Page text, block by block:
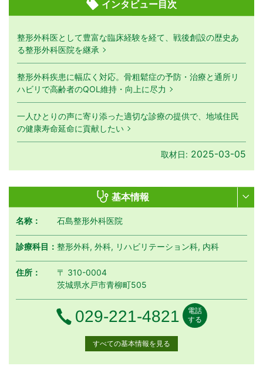
インタビュー目次
整形外科医として豊富な臨床経験を経て、戦後創設の歴史あ
る整形外科医院を継承
整形外科疾患に幅広く対応。骨粗鬆症の予防・治療と通所リ
ハビリで高齢者のQOL維持・向上に尽力
一人ひとりの声に寄り添った適切な診療の提供で、地域住民
の健康寿命延命に貢献したい
取材日: 2025-03-05
基本情報
名称： 石島整形外科医院
診療科目：整形外科, 外科, リハビリテーション科, 内科
住所：
〒 310-0004
茨城県水戸市青柳町505
電話番号
029-221-4821
電話
する
すべての基本情報を見る